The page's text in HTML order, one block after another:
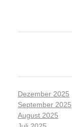
Dezember 2025
September 2025
August 2025